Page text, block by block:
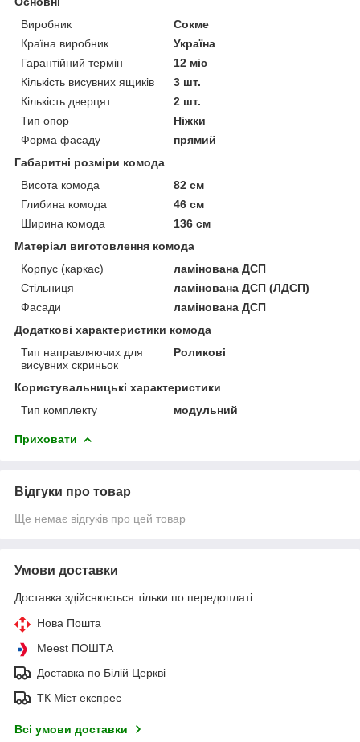
Виробник
Сокме
Країна виробник
Україна
Гарантійний термін
12 міс
Кількість висувних ящиків
3 шт.
Кількість дверцят
2 шт.
Тип опор
Ніжки
Форма фасаду
прямий
Габаритні розміри комода
Висота комода
82 см
Глибина комода
46 см
Ширина комода
136 см
Матеріал виготовлення комода
Корпус (каркас)
ламінована ДСП
Стільниця
ламінована ДСП (ЛДСП)
Фасади
ламінована ДСП
Додаткові характеристики комода
Тип направляючих для
висувних скриньок
Роликові
Користувальницькі характеристики
Тип комплекту
модульний
Приховати
Відгуки про товар
Ще немає відгуків про цей товар
Умови доставки
Доставка здійснюється тільки по передоплаті.
Нова Пошта
Meest ПОШТА
Доставка по Білій Церкві
ТК Міст експрес
Всі умови доставки